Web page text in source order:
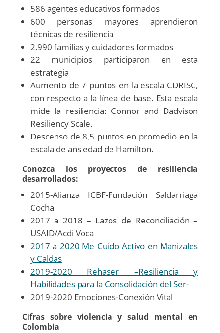
586 agentes educativos formados
600 personas mayores aprendieron
técnicas de resiliencia
2.990 familias y cuidadores formados
22 municipios participaron en esta
estrategia
Aumento de 7 puntos en la escala CDRISC,
con respecto a la línea de base. Esta escala
mide la resiliencia: Connor and Dadvison
Resiliency Scale.
Descenso de 8,5 puntos en promedio en la
escala de ansiedad de Hamilton.
Conozca los proyectos de resiliencia
desarrollados:
2015-Alianza ICBF-Fundación Saldarriaga
Cocha
2017 a 2018 – Lazos de Reconciliación –
USAID/Acdi Voca
2017 a 2020 Me Cuido Activo en Manizales
y Caldas
2019-2020 Rehaser –Resiliencia y
Habilidades para la Consolidación del Ser-
2019-2020 Emociones-Conexión Vital
Cifras sobre violencia y salud mental en
Colombia